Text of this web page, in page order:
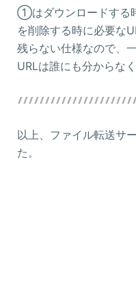
①はダウンロードする
を削除する時に必要な
残らない仕様なので、
URLは誰にも分からなく
以上、ファイル転送サ
た。